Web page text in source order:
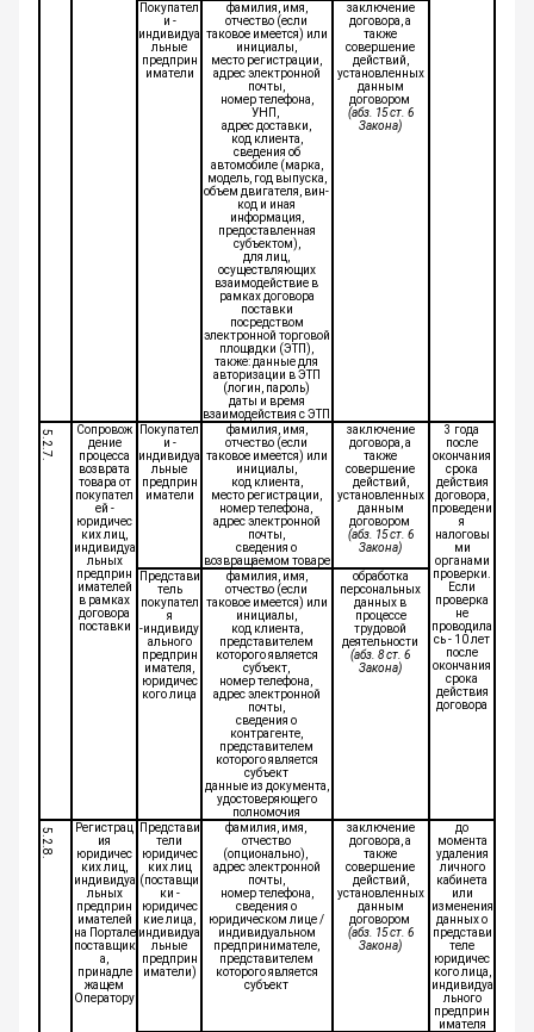
Покупател
и -
индивидуа
льные
предприн
иматели
фамилия, имя,
отчество (если
таковое имеется) или
инициалы,
место регистрации,
адрес электронной
почты,
номер телефона,
УНП,
адрес доставки,
код клиента,
сведения об
автомобиле (марка,
модель, год выпуска,
объем двигателя, вин-
код и иная
информация,
предоставленная
субъектом),
для лиц,
осуществляющих
взаимодействие в
рамках договора
поставки
посредством
электронной торговой
площадки (ЭТП),
также: данные для
авторизации в ЭТП
(логин, пароль)
даты и время
взаимодействия с ЭТП
заключение
договора, а
также
совершение
действий,
установленных
данным
договором
(абз. 15 ст. 6
Закона)
5.2.7.
Сопровож
дение
процесса
возврата
товара от
покупател
ей -
юридичес
ких лиц,
индивидуа
льных
предприн
имателей
в рамках
договора
поставки
Покупател
и -
индивидуа
льные
предприн
иматели
фамилия, имя,
отчество (если
таковое имеется) или
инициалы,
код клиента,
место регистрации,
номер телефона,
адрес электронной
почты,
сведения о
возвращаемом товаре
заключение
договора, а
также
совершение
действий,
установленных
данным
договором
(абз. 15 ст. 6
Закона)
3 года
после
окончания
срока
действия
договора,
проведени
я
налоговы
ми
органами
проверки.
Если
проверка
не
проводила
сь - 10 лет
после
окончания
срока
действия
договора
Представи
тель
покупател
я
-индивиду
ального
предприн
имателя,
юридичес
кого лица
фамилия, имя,
отчество (если
таковое имеется) или
инициалы,
код клиента,
представителем
которого является
субъект,
номер телефона,
адрес электронной
почты,
сведения о
контрагенте,
представителем
которого является
субъект
данные из документа,
удостоверяющего
полномочия
обработка
персональных
данных в
процессе
трудовой
деятельности
(абз. 8 ст. 6
Закона)
5.2.8.
Регистрац
ия
юридичес
ких лиц,
индивидуа
льных
предприн
имателей
на Портале
поставщик
а,
принадле
жащем
Оператору
Представи
тели
юридичес
ких лиц
(поставщи
ки -
юридичес
кие лица,
индивидуа
льные
предприн
иматели)
фамилия, имя,
отчество
(опционально),
адрес электронной
почты,
номер телефона,
сведения о
юридическом лице /
индивидуальном
предпринимателе,
представителем
которого является
субъект
заключение
договора, а
также
совершение
действий,
установленных
данным
договором
(абз. 15 ст. 6
Закона)
до
момента
удаления
личного
кабинета
или
изменения
данных о
представи
теле
юридичес
кого лица,
индивидуа
льного
предприн
имателя